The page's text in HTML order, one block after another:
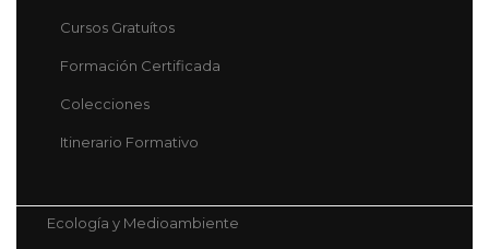
Cursos Gratuítos
Formación Certificada
Colecciones
Itinerario Formativo
Ecología y Medioambiente